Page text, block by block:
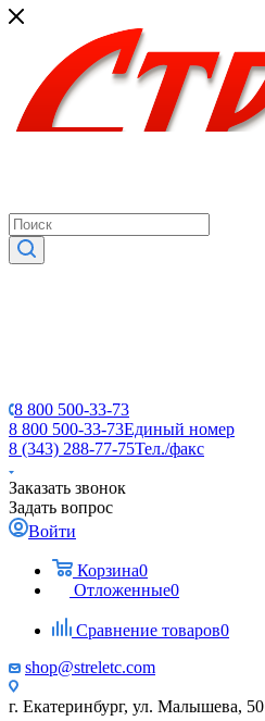
8 800 500-33-73
8 800 500-33-73Единый номер
8 (343) 288-77-75Тел./факс
Заказать звонок
Задать вопрос
Войти
Корзина0
Отложенные0
Сравнение товаров0
shop@streletc.com
г. Екатеринбург, ул. Малышева, 50